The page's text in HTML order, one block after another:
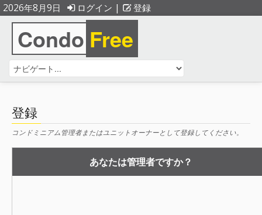
2026年8月9日 ログイン | 登録
Condo Free
登録
コンドミニアム管理者またはユニットオーナーとして登録してください。
あなたは管理者ですか？